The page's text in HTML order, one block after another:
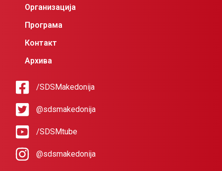
Организација
Програма
Контакт
Архива
/SDSMakedonija
@sdsmakedonija
/SDSMtube
@sdsmakedonija